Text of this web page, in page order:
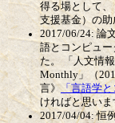
得る場として
支援基金）の助
2017/06/24: 論
語とコンピュ
た。 「人文情
Monthly」（
言》 「言語学
ければと思いま
2017/04/04: 恒